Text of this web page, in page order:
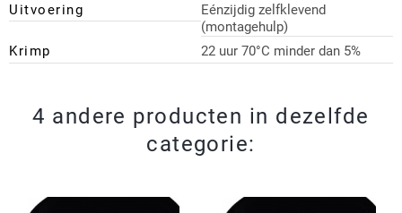
Uitvoering
Eénzijdig zelfklevend
(montagehulp)
Krimp
22 uur 70°C minder dan 5%
4 andere producten in dezelfde
categorie: